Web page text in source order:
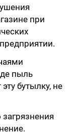
при
пыль
бутылку, не